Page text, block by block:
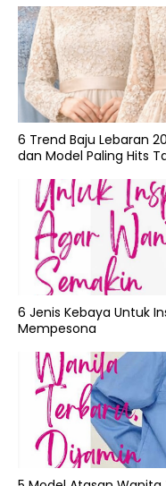
6 Trend Baju Lebaran
dan Model Paling Hits
6 Jenis Kebaya Untuk
Mempesona